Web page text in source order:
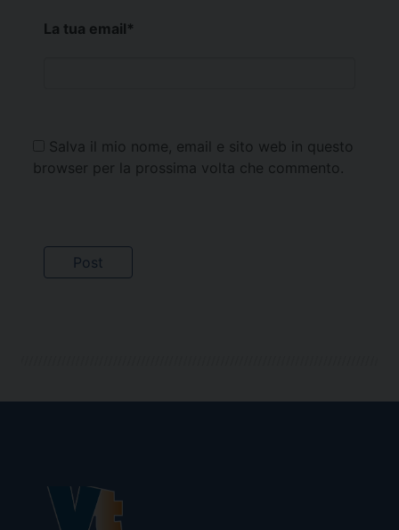
La tua email*
Salva il mio nome, email e sito web in questo
browser per la prossima volta che commento.